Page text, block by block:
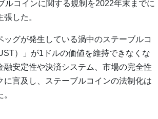
ルコインに関する規制を2022年末までに
した。
ッグが発生している渦中のステーブルコ
）」が1ドルの価値を維持できなくな
融安定性や決済システム、市場の完全性
に言及し、ステーブルコインの法制化は